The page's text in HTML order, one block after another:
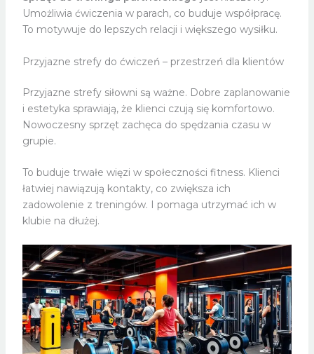
Umożliwia ćwiczenia w parach, co buduje współpracę.
To motywuje do lepszych relacji i większego wysiłku.
Przyjazne strefy do ćwiczeń – przestrzeń dla klientów
Przyjazne strefy siłowni są ważne. Dobre zaplanowanie
i estetyka sprawiają, że klienci czują się komfortowo.
Nowoczesny sprzęt zachęca do spędzania czasu w
grupie.
To buduje trwałe więzi w społeczności fitness. Klienci
łatwiej nawiązują kontakty, co zwiększa ich
zadowolenie z treningów. I pomaga utrzymać ich w
klubie na dłużej.